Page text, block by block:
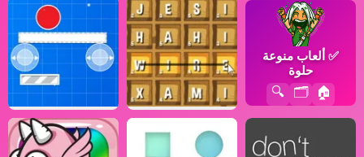
✅ ألعاب منوعة
حلوة
🏠
🗂️
🔍